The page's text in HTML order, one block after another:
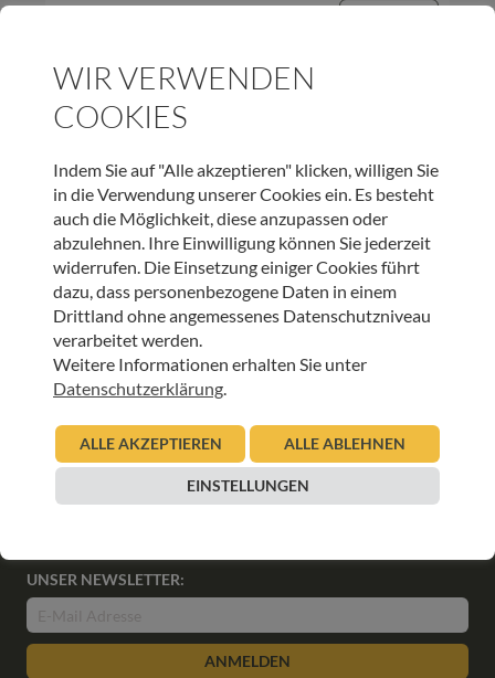
HOSPIZ TIROL
Teamtag – Hospizteam Innsbruck-Stadt
05.11.2021
Hospizteam Innsbruck-Stadt
UNSER NEWSLETTER:
ANMELDEN
WIR VERWENDEN
COOKIES
Indem Sie auf "Alle akzeptieren" klicken, willigen Sie
in die Verwendung unserer Cookies ein. Es besteht
auch die Möglichkeit, diese anzupassen oder
abzulehnen. Ihre Einwilligung können Sie jederzeit
widerrufen. Die Einsetzung einiger Cookies führt
dazu, dass personenbezogene Daten in einem
Drittland ohne angemessenes Datenschutzniveau
verarbeitet werden.
Weitere Informationen erhalten Sie unter
Datenschutzerklärung
ALLE AKZEPTIEREN ALLE ABLEHNEN
EINSTELLUNGEN